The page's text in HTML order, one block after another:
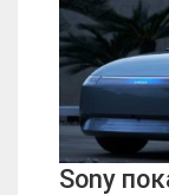
Sony